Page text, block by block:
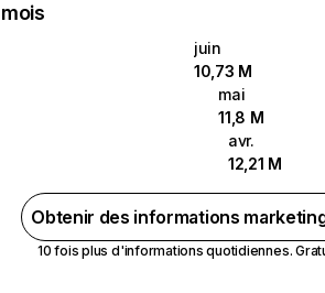
mois
juin
10,73 M
mai
11,8 M
avr.
12,21 M
Obtenir des informations
10 fois plus d'informations quotidiennes.